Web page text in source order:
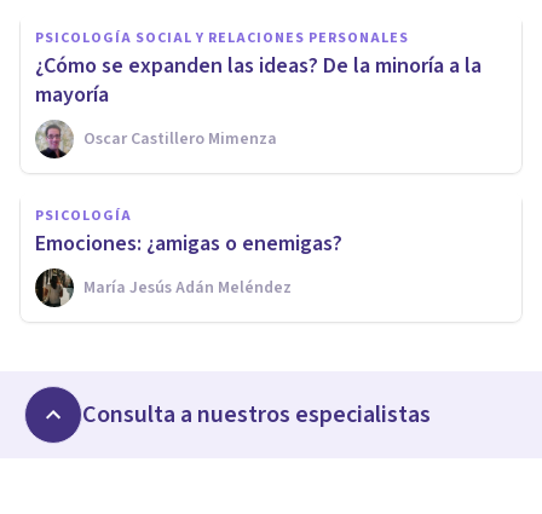
PSICOLOGÍA SOCIAL Y RELACIONES PERSONALES
¿Cómo se expanden las ideas? De la minoría a la
mayoría
Oscar Castillero Mimenza
PSICOLOGÍA
Emociones: ¿amigas o enemigas?
María Jesús Adán Meléndez
Consulta a nuestros especialistas